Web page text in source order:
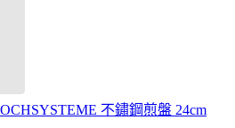
不鏽鋼煎盤 24cm